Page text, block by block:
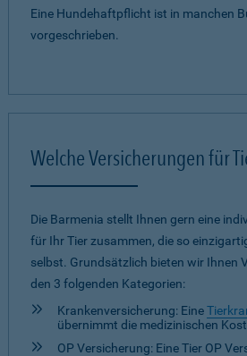
Eine Hundehaftpflicht ist in manchen
vorgeschrieben.
Welche Versicherungen für
Die Barmenia stellt Ihnen gern eine
für Ihr Tier zusammen, die so
selbst. Grundsätzlich bieten wir Ihnen
den 3 folgenden Kategorien:
Krankenversicherung: Eine
übernimmt die medizinischen
OP Versicherung: Eine Tier OP